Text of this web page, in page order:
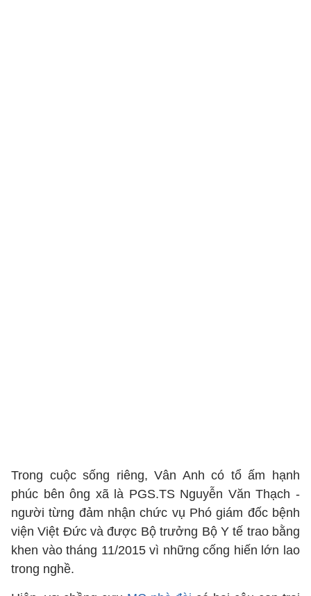
Trong cuộc sống riêng, Vân Anh có tổ ấm hạnh
phúc bên ông xã là PGS.TS Nguyễn Văn Thạch -
người từng đảm nhận chức vụ Phó giám đốc bệnh
viện Việt Đức và được Bộ trưởng Bộ Y tế trao bằng
khen vào tháng 11/2015 vì những cống hiến lớn lao
trong nghề.